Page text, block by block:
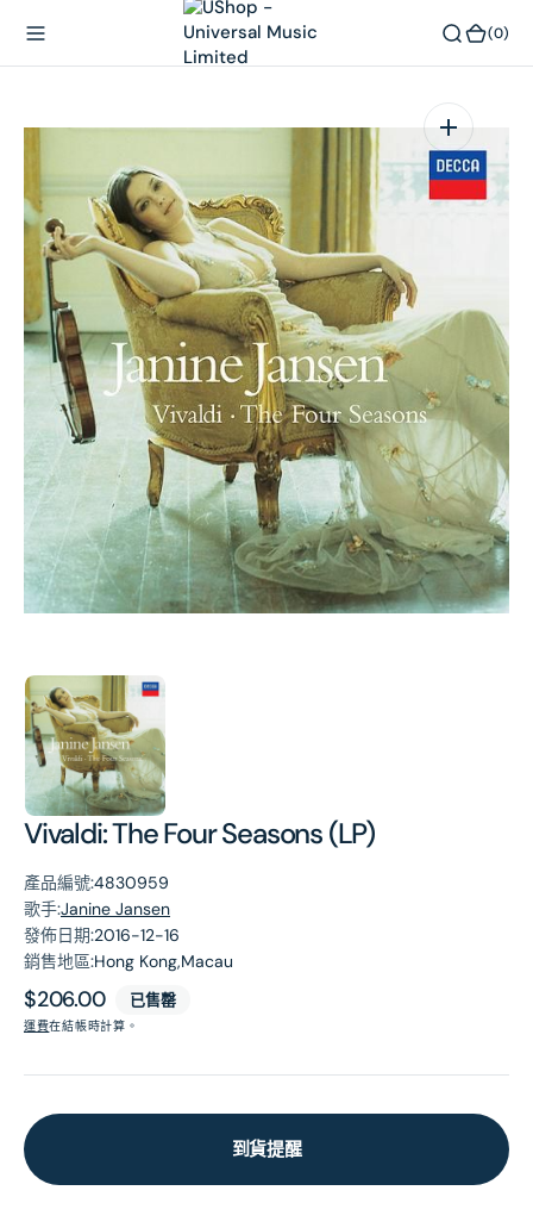
(0)
Vivaldi: The Four Seasons (LP)
產品編號:4830959
歌手:Janine Jansen
發佈日期:2016-12-16
銷售地區:Hong Kong,Macau
原
價
$206.00 已售罄
運費在結帳時計算。
到貨提醒
在
相
簿
中
開
啟
第
1
張